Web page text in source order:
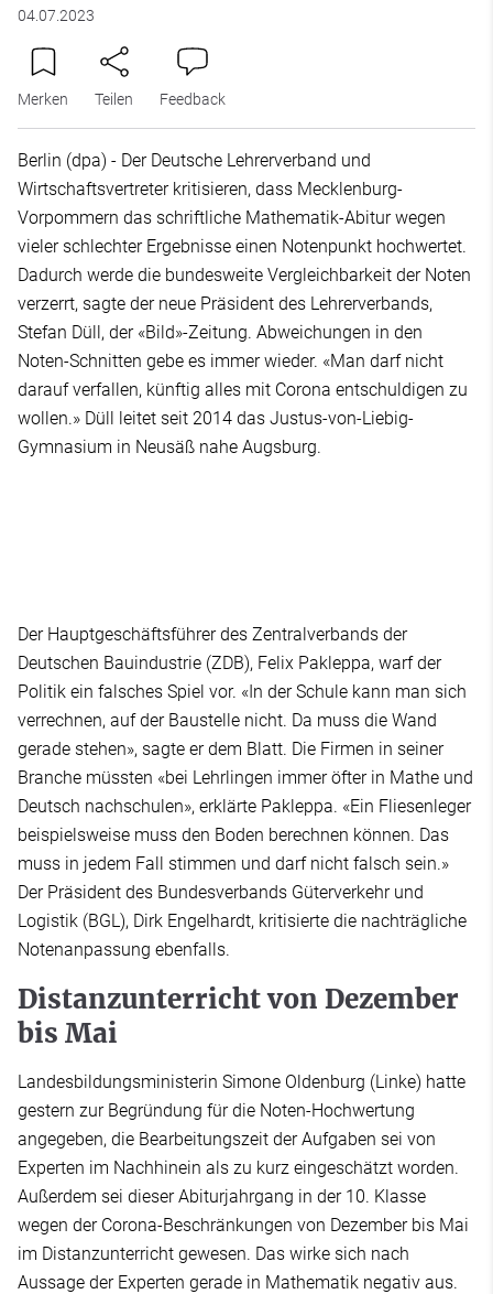
04.07.2023
Merken Teilen Feedback
Berlin (dpa) - Der Deutsche Lehrerverband und
Wirtschaftsvertreter kritisieren, dass Mecklenburg-
Vorpommern das schriftliche Mathematik-Abitur wegen
vieler schlechter Ergebnisse einen Notenpunkt hochwertet.
Dadurch werde die bundesweite Vergleichbarkeit der Noten
verzerrt, sagte der neue Präsident des Lehrerverbands,
Stefan Düll, der «Bild»-Zeitung. Abweichungen in den
Noten-Schnitten gebe es immer wieder. «Man darf nicht
darauf verfallen, künftig alles mit Corona entschuldigen zu
wollen.» Düll leitet seit 2014 das Justus-von-Liebig-
Gymnasium in Neusäß nahe Augsburg.
Der Hauptgeschäftsführer des Zentralverbands der
Deutschen Bauindustrie (ZDB), Felix Pakleppa, warf der
Politik ein falsches Spiel vor. «In der Schule kann man sich
verrechnen, auf der Baustelle nicht. Da muss die Wand
gerade stehen», sagte er dem Blatt. Die Firmen in seiner
Branche müssten «bei Lehrlingen immer öfter in Mathe und
Deutsch nachschulen», erklärte Pakleppa. «Ein Fliesenleger
beispielsweise muss den Boden berechnen können. Das
muss in jedem Fall stimmen und darf nicht falsch sein.»
Der Präsident des Bundesverbands Güterverkehr und
Logistik (BGL), Dirk Engelhardt, kritisierte die nachträgliche
Notenanpassung ebenfalls.
Distanzunterricht von Dezember
bis Mai
Landesbildungsministerin Simone Oldenburg (Linke) hatte
gestern zur Begründung für die Noten-Hochwertung
angegeben, die Bearbeitungszeit der Aufgaben sei von
Experten im Nachhinein als zu kurz eingeschätzt worden.
Außerdem sei dieser Abiturjahrgang in der 10. Klasse
wegen der Corona-Beschränkungen von Dezember bis Mai
im Distanzunterricht gewesen. Das wirke sich nach
Aussage der Experten gerade in Mathematik negativ aus.